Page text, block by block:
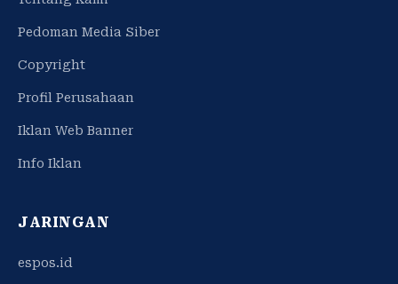
Pedoman Media Siber
Copyright
Profil Perusahaan
Iklan Web Banner
Info Iklan
JARINGAN
espos.id